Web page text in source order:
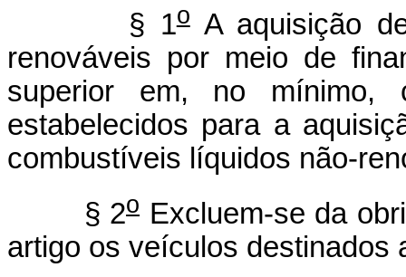
§ 1oA aquisição
renováveis por meio de
superior em, no mínimo,
estabelecidos para a
combustíveis líquidos não-
§ 2o Excluem-se da
artigo os veículos destinados